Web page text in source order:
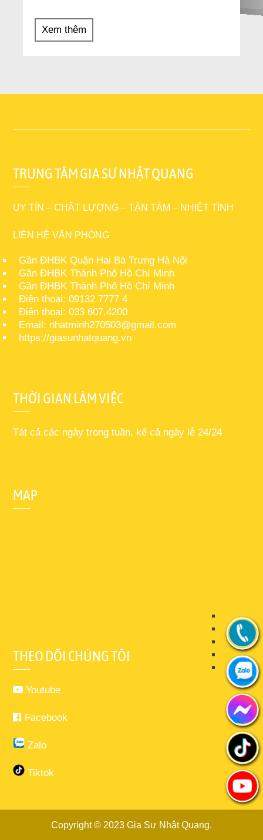
Xem thêm
TRUNG TÂM GIA SƯ NHẬT QUANG
UY TÍN – CHẤT LƯỢNG – TẬN TÂM – NHIỆT TÌNH
LIÊN HỆ VĂN PHÒNG
Gần ĐHBK Quận Hai Bà Trưng Hà Nội
Gần ĐHBK Thành Phố Hồ Chí Minh
Gần ĐHBK Thành Phố Hồ Chí Minh
Điện thoại: 09132 7777 4
Điện thoại: 033 607.4200
Email: nhatminh270503@gmail.com
https://giasunhatquang.vn
THỜI GIAN LÀM VIỆC
Tát cả các ngày trong tuần, kể cả ngày lễ 24/24
MAP
THEO DÕI CHÚNG TÔI
Youtube
Facebook
Zalo
Tiktok
Copyright © 2023 Gia Sư Nhật Quang.